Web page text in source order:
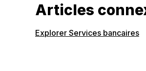
Articles
Explorer Services bancaires